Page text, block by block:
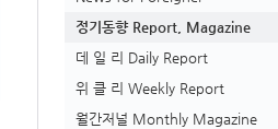
정기동향 Report, Magazine
데 일 리 Daily Report
위 클 리 Weekly Report
월간저널 Monthly Magazine